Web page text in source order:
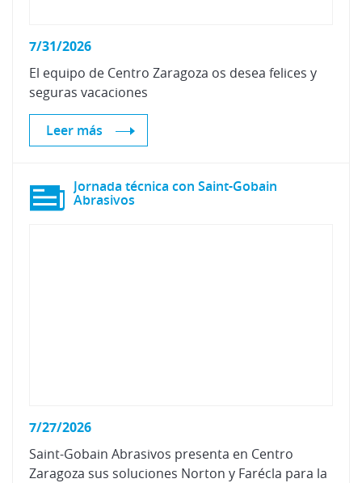
7/31/2026
El equipo de Centro Zaragoza os desea felices y
seguras vacaciones
Leer más
Jornada técnica con Saint-Gobain
Abrasivos
7/27/2026
Saint-Gobain Abrasivos presenta en Centro
Zaragoza sus soluciones Norton y Farécla para la